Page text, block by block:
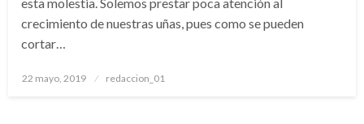
crecimiento de nuestras uñas, pues como se pueden
cortar…
Publicado
22 mayo, 2019 redaccion_01